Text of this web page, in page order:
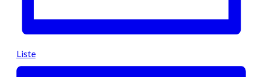
Liste